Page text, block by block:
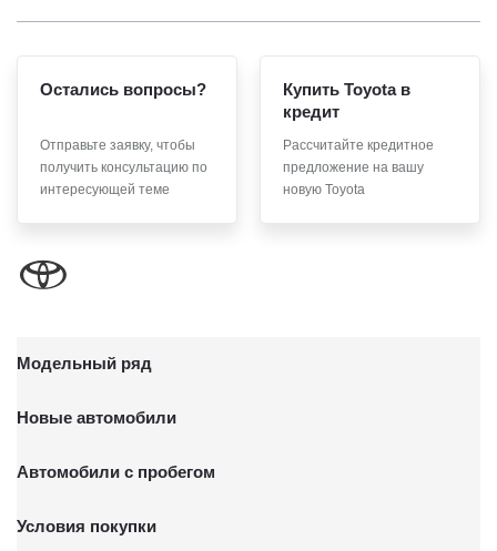
Остались вопросы?
Отправьте заявку, чтобы
получить консультацию по
интересующей теме
Купить Toyota в
кредит
Рассчитайте кредитное
предложение на вашу
новую Toyota
Модельный ряд
Новые автомобили
Автомобили с пробегом
Условия покупки